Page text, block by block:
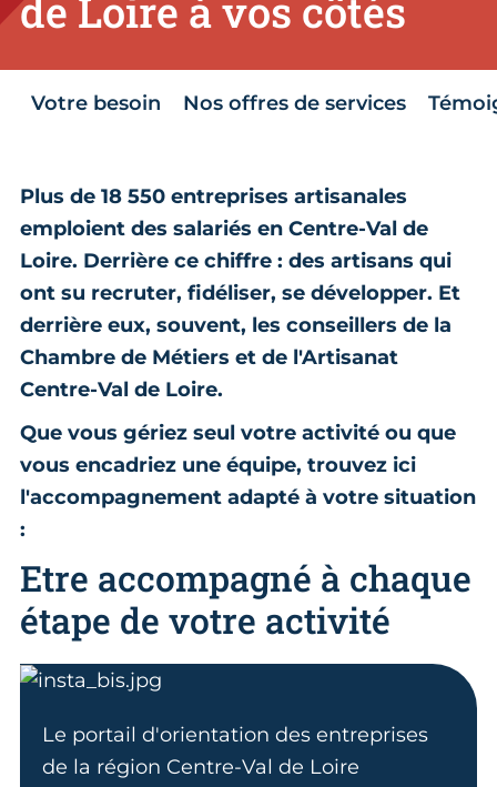
de Loire à vos côtés
Votre besoin Nos offres de services
Plus de 18 550 entreprises artisanales
emploient des salariés en Centre-Val de
Loire. Derrière ce chiffre : des artisans qui
ont su recruter, fidéliser, se développer. Et
derrière eux, souvent, les conseillers de la
Chambre de Métiers et de l'Artisanat
Centre-Val de Loire.
Que vous gériez seul votre activité ou que
vous encadriez une équipe, trouvez ici
l'accompagnement adapté à votre situation
:
Etre accompagné à chaque
étape de votre activité
Le portail d'orientation des entreprises
de la région Centre-Val de Loire